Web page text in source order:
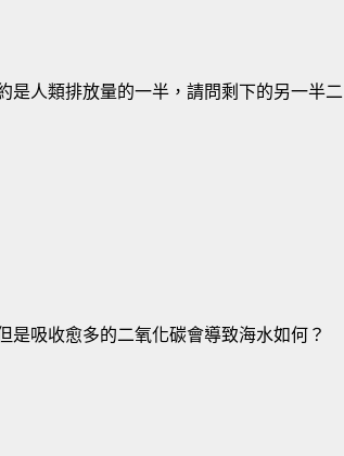
是人類排放量的一半，請問剩下的另一半二
是吸收愈多的二氧化碳會導致海水如何？